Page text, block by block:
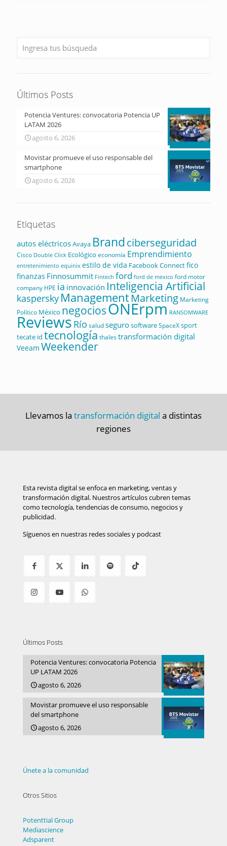
Últimos Posts
Potencia Ventures: convocatoria Potencia UP
LATAM 2026
agosto 6, 2026
Movistar promueve el uso responsable del
smartphone
agosto 6, 2026
Etiquetas
autos eléctricosAvaya Brandciberseguridad
Cisco Double Click Ecológico economía Emprendimiento
entretenimiento equinix estilo de vida Facebook Connectfico
finanzas Finnosummit Fintech ford ford de mexico ford motor
company HPE ia innovación Inteligencia Artificial
kaspersky ManagementMarketing Marketing
Político México negociosONErpm RANSOMWARE
Reviews Río saludsegurosoftwareSpaceXsport
tecate id tecnología thalestransformación digital
Veeam Weekender
Llevamos la transformación digital a distintas
regiones
Esta revista digital se enfoca en marketing, ventas y
transformación digital. Nuestros artículos cubren temas
como tecnología, tendencias de consumo, negocios y
publicidad.
Síguenos en nuestras redes sociales y podcast
Últimos Posts
Potencia Ventures: convocatoria Potencia
UP LATAM 2026
agosto 6, 2026
Movistar promueve el uso responsable
del smartphone
agosto 6, 2026
Únete a la comunidad
Otros Sitios
Potenttial Group
Mediascience
Adsparent